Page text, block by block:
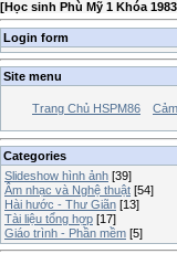
[Học sinh Phù Mỹ 1 Khóa
Login form
Site menu
Trang Chủ HSPM86
Categories
Slideshow hình ảnh [39]
Âm nhạc và Nghệ thuật [54]
Hài hước - Thư Giãn [13]
Tài liệu tổng hợp [17]
Giáo trình - Phần mềm [5]